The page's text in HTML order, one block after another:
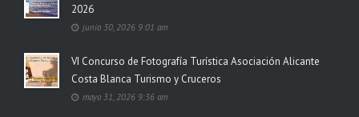
2026
junio 30, 2026 9:01 am
VI Concurso de Fotografía Turística Asociación Alicante
Costa Blanca Turismo y Cruceros
mayo 31, 2026 9:36 am